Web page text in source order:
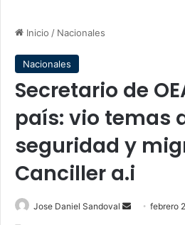
Inicio / Nacionales
Nacionales
Secretario de
país: vio temas
seguridad y
Canciller a.i
Jose Daniel Sandoval
Sendfebrero